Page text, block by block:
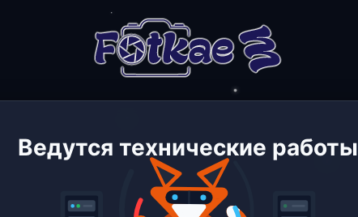
Ведутся технические работы